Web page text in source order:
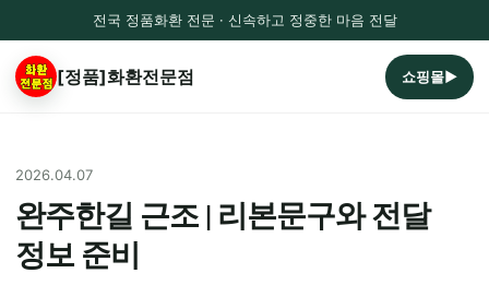
전국 정품화환 전문 · 신속하고 정중한 마음 전달
[정품]화환전문점 쇼핑몰▶
2026.04.07
완주한길 근조 | 리본문구와 전달
정보 준비